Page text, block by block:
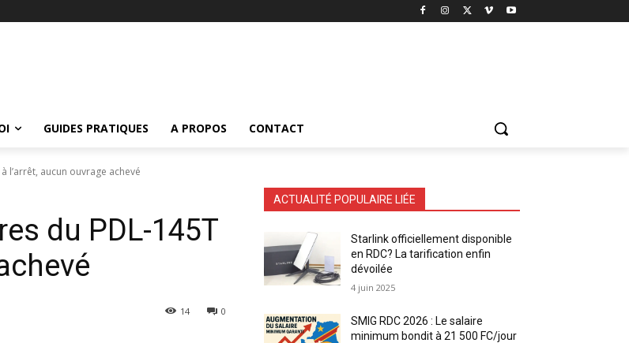
GUIDES PRATIQUES A PROPOS CONTACT
l’arrêt, aucun ouvrage achevé
du PDL-145T
0
14
ACTUALITÉ POPULAIRE LIÉE
Starlink officiellement disponible
en RDC? La tarification enfin
dévoilée
4 juin 2025
SMIG RDC 2026 : Le salaire
minimum bondit à 21 500 FC/jour